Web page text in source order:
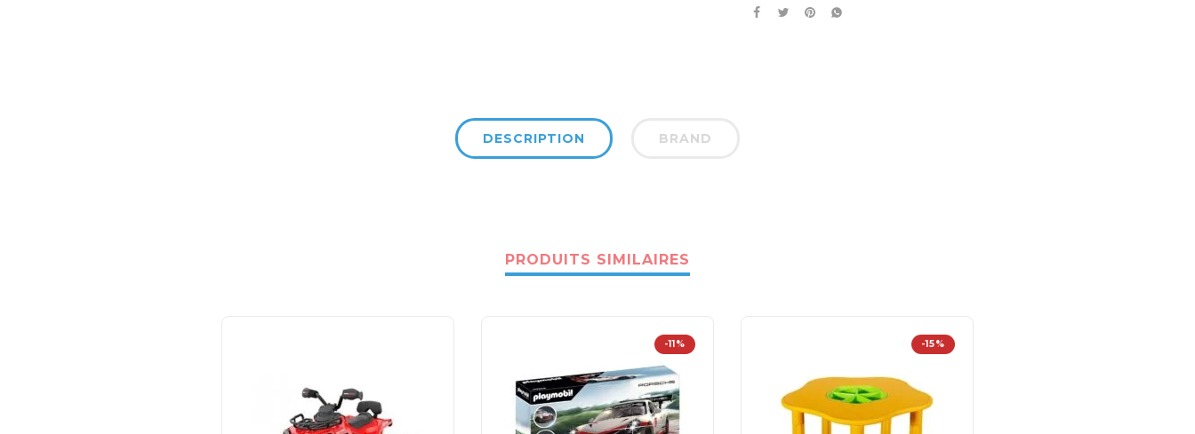
DESCRIPTION BRAND
PRODUITS SIMILAIRES
-11% -15%